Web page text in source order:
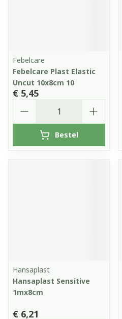
Febelcare
Febelcare Plast Elastic
Uncut 10x8cm 10
€ 5,45
Bestel
Hansaplast
Hansaplast Sensitive
1mx8cm
€ 6,21